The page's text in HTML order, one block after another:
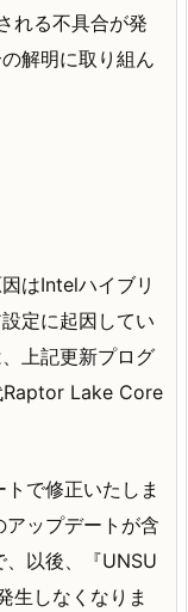
れる不具合が発
解明に取り組ん
はIntelハイブリ
定に起因してい
上記更新プログ
Raptor Lake Core
で修正いたしま
ップデートが含
、以後、『UNSU
生しなくなりま